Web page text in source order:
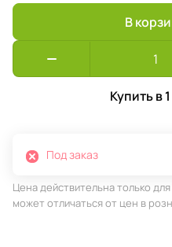
В
Купить в
Под заказ
Цена действительна только
может отличаться от цен в